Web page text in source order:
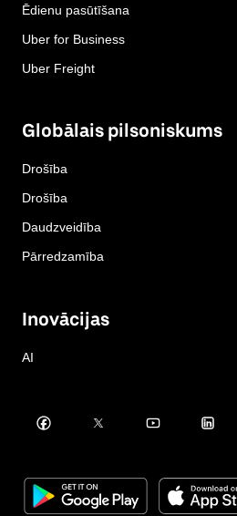
Ēdienu pasūtīšana
Uber for Business
Uber Freight
Globālais pilsoniskums
Drošība
Drošība
Daudzveidība
Pārredzamība
Inovācijas
AI